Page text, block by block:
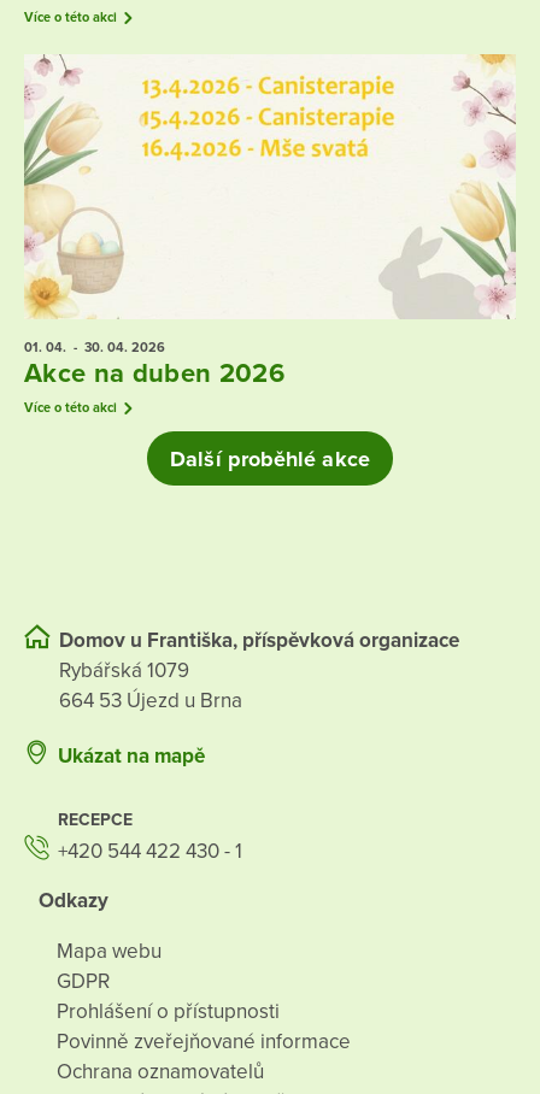
Více o této akci
01. 04. - 30. 04. 2026
Akce na duben 2026
Více o této akci
Další proběhlé akce
Domov u Františka, příspěvková organizace
Rybářská 1079
664 53 Újezd u Brna
Ukázat na mapě
RECEPCE
+420 544 422 430 - 1
Odkazy
Mapa webu
GDPR
Prohlášení o přístupnosti
Povinně zveřejňované informace
Ochrana oznamovatelů